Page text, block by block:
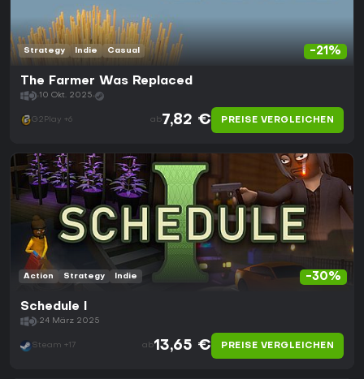
-21%
Strategy Indie Casual
The Farmer Was Replaced
10 Okt. 2025
G2Play +6 ab7,82 € PREISE VERGLEICHEN
-30%
Action Strategy Indie
Schedule I
24 März 2025
Steam +17 ab13,65 € PREISE VERGLEICHEN